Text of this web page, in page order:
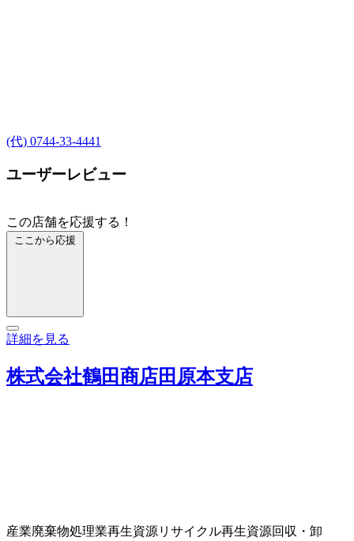
(代) 0744-33-4441
ユーザーレビュー
この店舗を応援する！
ここから応援
詳細を見る
株式会社鶴田商店田原本支店
産業廃棄物処理業再生資源リサイクル再生資源回収・卸